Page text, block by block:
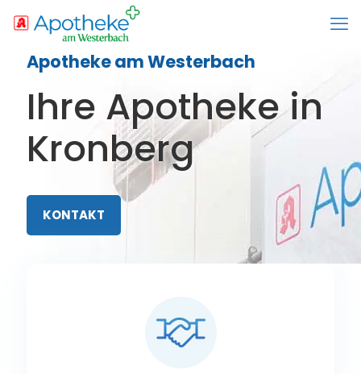
Apotheke am Westerbach
Ihre Apotheke in
Kronberg
KONTAKT